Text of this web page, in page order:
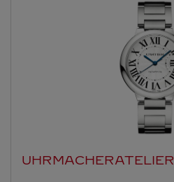
UHRMACHERATELIER